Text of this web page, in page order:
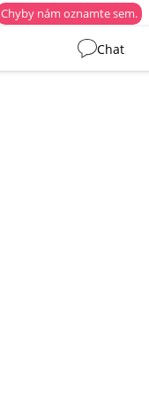
Chyby nám oznamte sem.
Chat